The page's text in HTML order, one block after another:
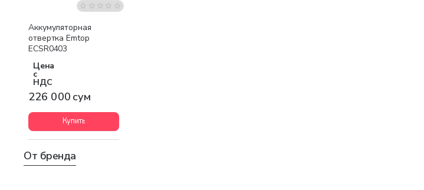
Аккумуляторная
отвертка Emtop
ECSR0403
Цена
с
НДС
226 000 сум
Купить
От бренда